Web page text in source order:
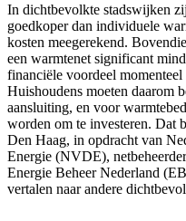
In dichtbevolkte stadswijken
goedkoper dan individuele
kosten meegerekend.
een warmtenet significant
financiële voordeel
Huishoudens moeten daarom
aansluiting, en voor
worden om te investeren. Dat
Den Haag, in opdracht van
Energie (NVDE),
Energie Beheer Nederland
vertalen naar andere